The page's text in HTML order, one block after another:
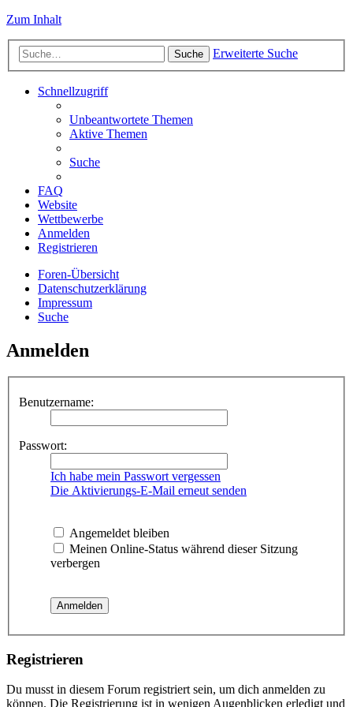
Zum Inhalt
Suche Erweiterte Suche
Schnellzugriff
Unbeantwortete Themen
Aktive Themen
Suche
FAQ
Website
Wettbewerbe
Anmelden
Registrieren
Foren-Übersicht
Datenschutzerklärung
Impressum
Suche
Anmelden
Benutzername:
Passwort:
Ich habe mein Passwort vergessen
Die Aktivierungs-E-Mail erneut senden
Angemeldet bleiben
Meinen Online-Status während dieser Sitzung
verbergen
Registrieren
Du musst in diesem Forum registriert sein, um dich anmelden zu
können. Die Registrierung ist in wenigen Augenblicken erledigt und